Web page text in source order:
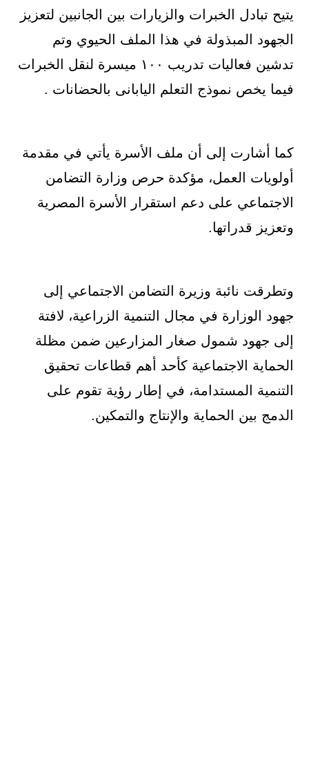
يتيح تبادل الخبرات والزيارات بين الجانبين لتعزيز
الجهود المبذولة في هذا الملف الحيوي وتم
تدشين فعاليات تدريب ١٠٠ ميسرة لنقل الخبرات
فيما يخص نموذج التعلم اليابانى بالحضانات .
كما أشارت إلى أن ملف الأسرة يأتي في مقدمة
أولويات العمل، مؤكدة حرص وزارة التضامن
الاجتماعي على دعم استقرار الأسرة المصرية
وتعزيز قدراتها.
وتطرقت نائبة وزيرة التضامن الاجتماعي إلى
جهود الوزارة في مجال التنمية الزراعية، لافتة
إلى جهود شمول صغار المزارعين ضمن مظلة
الحماية الاجتماعية كأحد أهم قطاعات تحقيق
التنمية المستدامة، في إطار رؤية تقوم على
الدمج بين الحماية والإنتاج والتمكين.